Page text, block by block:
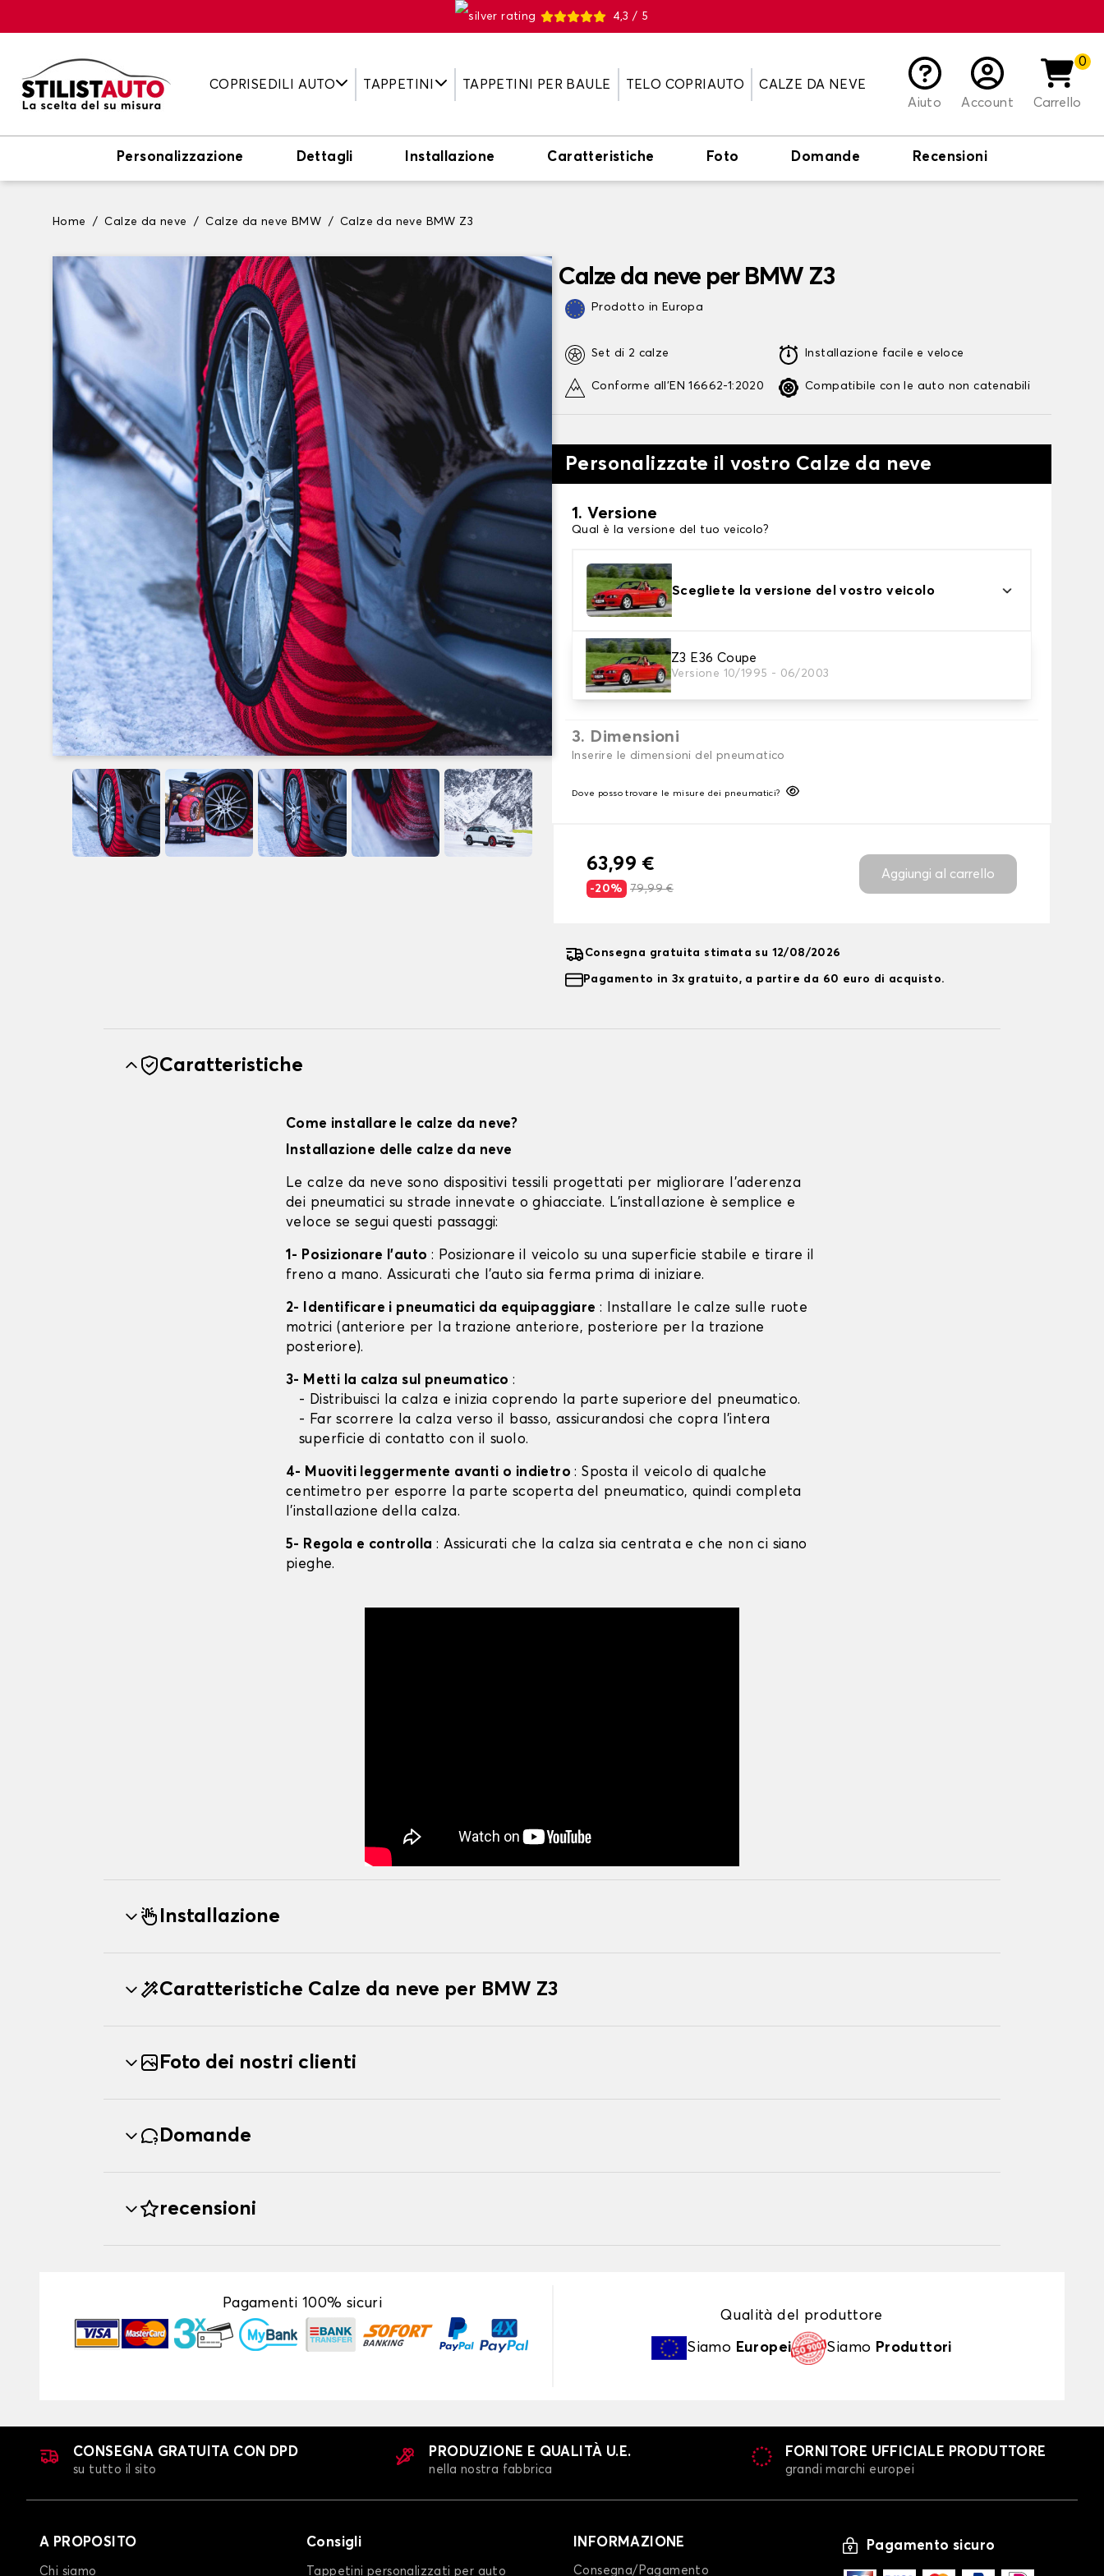
4,3 / 5
COPRISEDILI AUTO TAPPETINI TAPPETINI PER BAULE TELO COPRIAUTO
CALZE DA NEVE
Aiuto
Account
0
Carrello
Personalizzazione Dettagli Installazione Caratteristiche Foto Domande Recensioni
Home Calze da neve Calze da neve BMW Calze da neve BMW Z3
Calze da neve per BMW Z3
Prodotto in Europa
Set di 2 calze
Conforme all'EN 16662-1:2020
Installazione facile e veloce
Compatibile con le auto non catenabili
Personalizzate il vostro Calze da neve
1. Versione
Qual è la versione del tuo veicolo?
Scegliete la versione del vostro veicolo
Z3 E36 Coupe
Versione 10/1995 - 06/2003
2. Finitura a calza
Scegli le calze da neve adatte alle tue necessità
3. Dimensioni
Inserire le dimensioni del pneumatico
Dove posso trovare le misure dei pneumatici?
63,99 €
-20% 79,99 €
Aggiungi al carrello
Consegna gratuita stimata su 12/08/2026
Pagamento in 3x gratuito, a partire da 60 euro di acquisto.
Caratteristiche
Come installare le calze da neve?
Installazione delle calze da neve
Le calze da neve sono dispositivi tessili progettati per migliorare l'aderenza
dei pneumatici su strade innevate o ghiacciate. L'installazione è semplice e
veloce se segui questi passaggi:
1- Posizionare l'auto : Posizionare il veicolo su una superficie stabile e tirare il
freno a mano. Assicurati che l'auto sia ferma prima di iniziare.
2- Identificare i pneumatici da equipaggiare : Installare le calze sulle ruote
motrici (anteriore per la trazione anteriore, posteriore per la trazione
posteriore).
3- Metti la calza sul pneumatico:
- Distribuisci la calza e inizia coprendo la parte superiore del pneumatico.
- Far scorrere la calza verso il basso, assicurandosi che copra l'intera
superficie di contatto con il suolo.
4- Muoviti leggermente avanti o indietro: Sposta il veicolo di qualche
centimetro per esporre la parte scoperta del pneumatico, quindi completa
l'installazione della calza.
5- Regola e controlla : Assicurati che la calza sia centrata e che non ci siano
pieghe.
Installazione
Caratteristiche Calze da neve per BMW Z3
Foto dei nostri clienti
Domande
recensioni
Pagamenti 100% sicuri
Qualità del produttore
Siamo Europei Siamo Produttori
CONSEGNA GRATUITA CON DPD
su tutto il sito
PRODUZIONE E QUALITÀ U.E.
nella nostra fabbrica
FORNITORE UFFICIALE PRODUTTORE
grandi marchi europei
A PROPOSITO
Chi siamo
Consigli
Tappetini personalizzati per auto
INFORMAZIONE
Consegna/Pagamento
Pagamento sicuro